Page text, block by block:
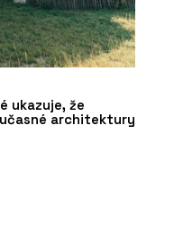
ukazuje, že
architektury